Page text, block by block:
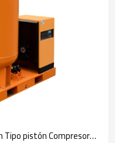
15kw 30/40 Bar Jinjing Media Presión Tipo pistón Compresores de aire alternativos